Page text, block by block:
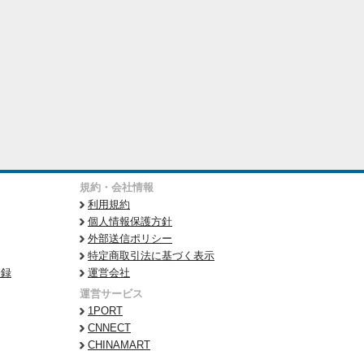
規約・会社情報
利用規約
個人情報保護方針
外部送信ポリシー
特定商取引法に基づく表示
運営会社
運営サービス
1PORT
CNNECT
CHINAMART